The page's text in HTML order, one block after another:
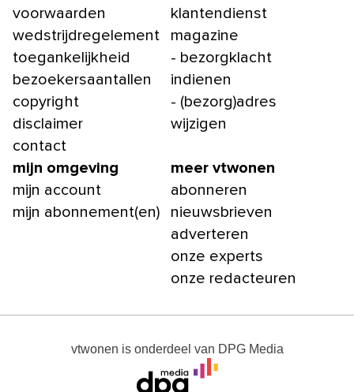
voorwaarden
wedstrijdregelement
toegankelijkheid
bezoekersaantallen
copyright
disclaimer
contact
klantendienst
magazine
- bezorgklacht
indienen
- (bezorg)adres
wijzigen
mijn omgeving
mijn account
mijn abonnement(en)
meer vtwonen
abonneren
nieuwsbrieven
adverteren
onze experts
onze redacteuren
vtwonen is onderdeel van DPG Media